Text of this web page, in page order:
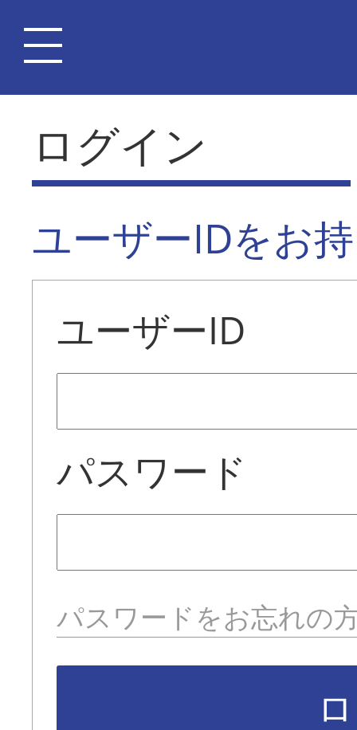
ログイン
ユーザーIDをお
ユーザーID
パスワード
パスワードをお忘れの